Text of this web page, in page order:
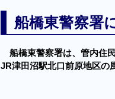
船橋東警察署
船橋東警察署は、管内住
JR津田沼駅北口前原地区の